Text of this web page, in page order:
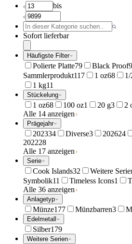
bis
Sofort lieferbar
Häufigste Filter
Polierte Platte79 Black Proof9
Sammlerprodukt117 1 oz68
1 kg11
Stückelung
1 oz68 100 oz1 20 g3 2
Alle 14 anzeigen
Prägejahr
202334 Diverse3 202624
202228
Alle 17 anzeigen
Serie
Cook Islands32 Weitere
Symbolik11 Timeless Icons1
Alle 36 anzeigen
Anlagetyp
Münze177 Münzbarren3
Edelmetall
Silber179
Weitere Serien